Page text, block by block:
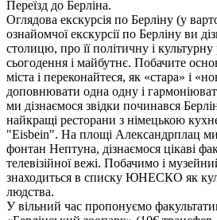
Переїзд до Берліна.
Оглядова екскурсія по Берліну (у
ознайомчої екскурсії по Берліну ви
столицю, про її політичну і
сьогодення і майбутнє. Побачите
міста і переконайтеся, як «стара» і
доповнювати одна одну і
ми дізнаємося звідки починався
найкращі ресторани з німецькою
"Еisbein". На площі Александрплац
фонтан Нептуна, дізнаємося цікаві
телевізійної вежі. Побачимо і
знаходиться в списку ЮНЕСКО як
людства.
У вільний час пропонуємо